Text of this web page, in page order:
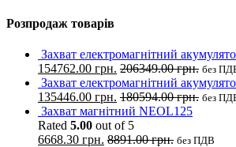
Розпродаж товарів
Захват електромагнітний
154762.00 грн. 206349.00грн. без
Захват електромагнітний
135446.00 грн. 180594.00грн. без
Захват магнітний NEOL125
Rated 5.00 out of 5
6668.30 грн. 8891.00грн. без ПДВ